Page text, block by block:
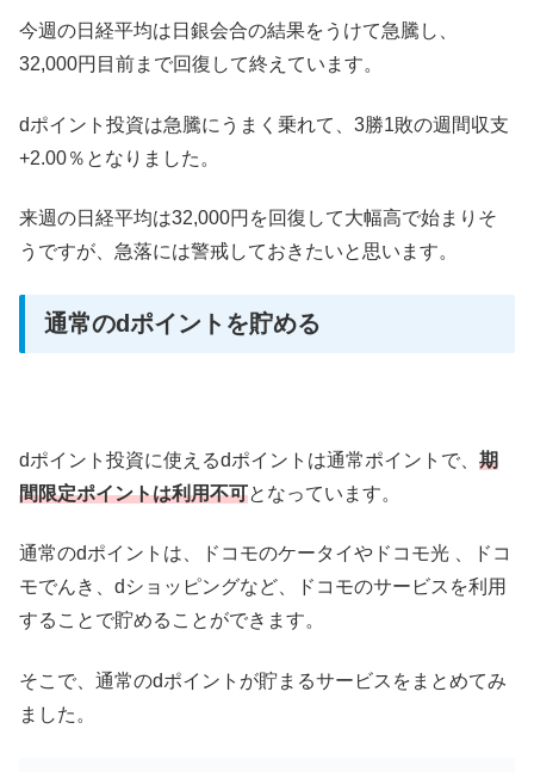
今週の日経平均は日銀会合の結果をうけて急騰し、
32,000円目前まで回復して終えています。
dポイント投資は急騰にうまく乗れて、3勝1敗の週間収支
+2.00％となりました。
来週の日経平均は32,000円を回復して大幅高で始まりそ
うですが、急落には警戒しておきたいと思います。
通常のdポイントを貯める
dポイント投資に使えるdポイントは通常ポイントで、 期
間限定ポイントは利用不可となっています。
通常のdポイントは、ドコモのケータイやドコモ光 、ドコ
モでんき、dショッピングなど、ドコモのサービスを利用
することで貯めることができます。
そこで、通常のdポイントが貯まるサービスをまとめてみ
ました。